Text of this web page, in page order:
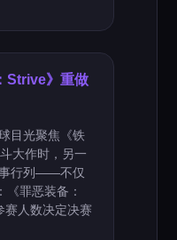
Strive》重做
目光聚焦《铁
大作时，另一
事行列——不仅
《罪恶装备：
赛人数决定决赛